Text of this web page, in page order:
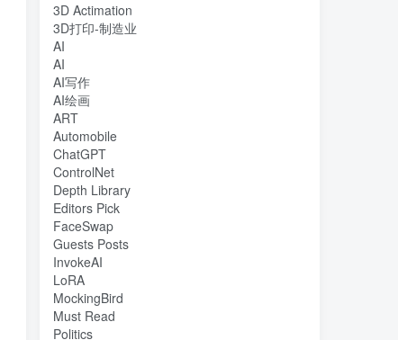
3D Actimation
3D打印-制造业
AI
AI
AI写作
AI绘画
ART
Automobile
ChatGPT
ControlNet
Depth Library
Editors Pick
FaceSwap
Guests Posts
InvokeAI
LoRA
MockingBird
Must Read
Politics